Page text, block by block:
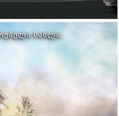
ᲡᲐᲮᲚᲘ